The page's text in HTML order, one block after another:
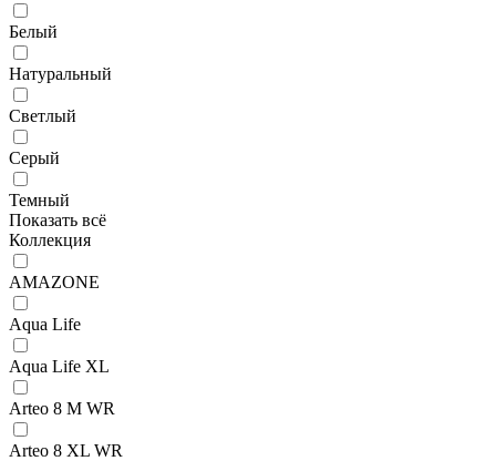
Белый
Натуральный
Светлый
Серый
Темный
Показать всё
Коллекция
AMAZONE
Aqua Life
Aqua Life XL
Arteo 8 M WR
Arteo 8 XL WR